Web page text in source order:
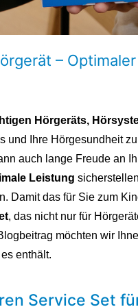
–
Hörgeräts,
und Ihre Hörgesundheit
auch lange Freude an
Leistung
Damit das für Sie zum
, das nicht nur für
möchten wir
enthält.
Service Set